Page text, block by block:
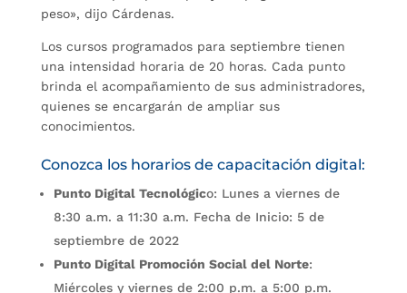
peso», dijo Cárdenas.
Los cursos programados para septiembre tienen
una intensidad horaria de 20 horas. Cada punto
brinda el acompañamiento de sus administradores,
quienes se encargarán de ampliar sus
conocimientos.
Conozca los horarios de capacitación digital:
Punto Digital Tecnológico: Lunes a viernes de
8:30 a.m. a 11:30 a.m. Fecha de Inicio: 5 de
septiembre de 2022
Punto Digital Promoción Social del Norte:
Miércoles y viernes de 2:00 p.m. a 5:00 p.m.